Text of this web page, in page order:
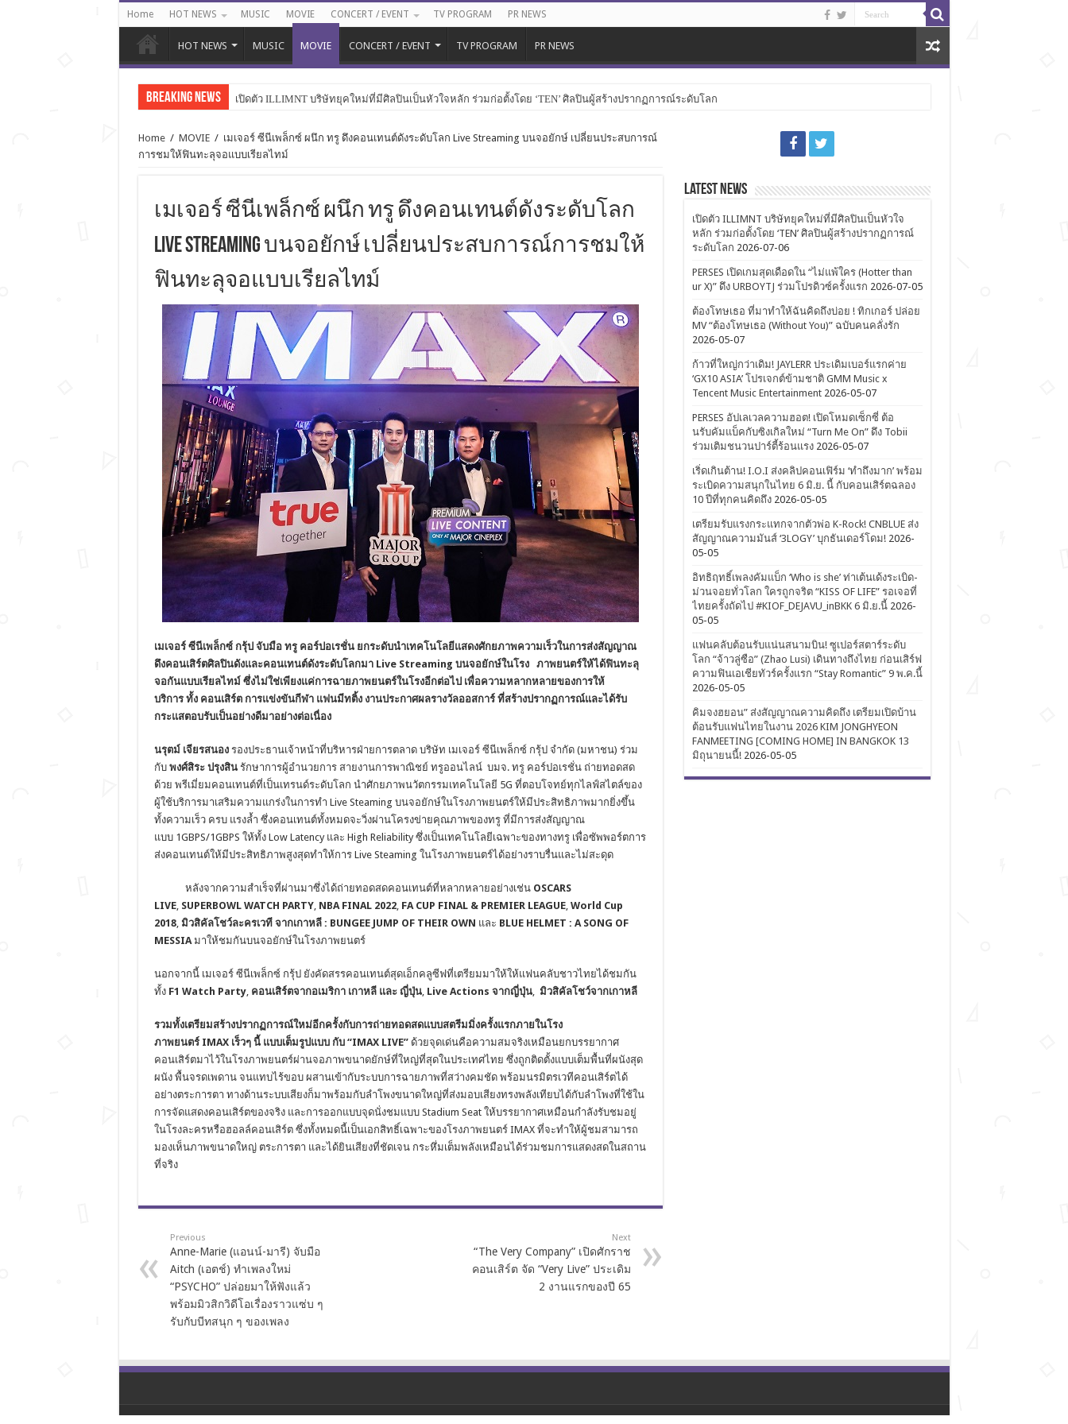
Home HOT NEWS MUSIC MOVIE CONCERT / EVENT TV PROGRAM PR NEWS
HOT NEWS MUSIC MOVIE CONCERT / EVENT TV PROGRAM PR NEWS
Breaking News เปิดตัว ILLIMNT บริษัทยุคใหม่ที่มีศิลปินเป็นหัวใจหลัก ร่วมก่อตั้งโดย ‘TEN’ ศิลปินผู้สร้างปรากฏการณ์ระดับโลก
Home / MOVIE / เมเจอร์ ซีนีเพล็กซ์ ผนึก ทรู ดึงคอนเทนต์ดังระดับโลก Live Streaming บนจอยักษ์ เปลี่ยนประสบการณ์
การชมให้ฟินทะลุจอแบบเรียลไทม์
เมเจอร์ ซีนีเพล็กซ์ ผนึก ทรู ดึงคอนเทนต์ดังระดับโลก
Live Streaming บนจอยักษ์ เปลี่ยนประสบการณ์การชมให้
ฟินทะลุจอแบบเรียลไทม์
เมเจอร์ ซีนีเพล็กซ์ กรุ้ป จับมือ ทรู คอร์ปอเรชั่น ยกระดับนำเทคโนโลยีแสดงศักยภาพความเร็วในการส่งสัญญาณ
ดึงคอนเสิร์ตศิลปินดังและคอนเทนต์ดังระดับโลกมา Live Streaming บนจอยักษ์ในโรง ภาพยนตร์ให้ได้ฟินทะลุ
จอกันแบบเรียลไทม์ ซึ่งไม่ใช่เพียงแค่การฉายภาพยนตร์ในโรงอีกต่อไป เพื่อความหลากหลายของการให้
บริการ ทั้ง คอนเสิร์ต การแข่งขันกีฬา แฟนมีทติ้ง งานประกาศผลรางวัลออสการ์ ที่สร้างปรากฏการณ์และได้รับ
กระแสตอบรับเป็นอย่างดีมาอย่างต่อเนื่อง
นรุตม์ เจียรสนองรองประธานเจ้าหน้าที่บริหารฝ่ายการตลาด บริษัท เมเจอร์ ซีนีเพล็กซ์ กรุ้ป จำกัด (มหาชน) ร่วม
กับ พงศ์สิระ ปรุงสินรักษาการผู้อำนวยการ สายงานการพาณิชย์ ทรูออนไลน์ บมจ. ทรู คอร์ปอเรชั่น ถ่ายทอดสด
ด้วย พรีเมี่ยมคอนเทนต์ที่เป็นเทรนด์ระดับโลก นำศักยภาพนวัตกรรมเทคโนโลยี 5G ที่ตอบโจทย์ทุกไลฟ์สไตล์ของ
ผู้ใช้บริการมาเสริมความแกร่งในการทำ Live Steaming บนจอยักษ์ในโรงภาพยนตร์ให้มีประสิทธิภาพมากยิ่งขึ้น
ทั้งความเร็ว ครบ แรงล้ำ ซึ่งคอนเทนต์ทั้งหมดจะวิ่งผ่านโครงข่ายคุณภาพของทรู ที่มีการส่งสัญญาณ
แบบ 1GBPS/1GBPS ให้ทั้ง Low Latency และ High Reliability ซึ่งเป็นเทคโนโลยีเฉพาะของทางทรู เพื่อซัพพอร์ตการ
ส่งคอนเทนต์ให้มีประสิทธิภาพสูงสุดทำให้การ Live Steaming ในโรงภาพยนตร์ได้อย่างราบรื่นและไม่สะดุด
หลังจากความสำเร็จที่ผ่านมาซึ่งได้ถ่ายทอดสดคอนเทนต์ที่หลากหลายอย่างเช่น OSCARS
LIVE, SUPERBOWL WATCH PARTY, NBA FINAL 2022, FA CUP FINAL & PREMIER LEAGUE, World Cup
2018, มิวสิคัลโชว์ละครเวที จากเกาหลี : BUNGEE JUMP OF THEIR OWN และ BLUE HELMET : A SONG OF
MESSIAมาให้ชมกันบนจอยักษ์ในโรงภาพยนตร์
นอกจากนี้ เมเจอร์ ซีนีเพล็กซ์ กรุ้ป ยังคัดสรรคอนเทนต์สุดเอ็กคลูซีฟที่เตรียมมาให้ให้แฟนคลับชาวไทยได้ชมกัน
ทั้ง F1 Watch Party, คอนเสิร์ตจากอเมริกา เกาหลี และ ญี่ปุ่น, Live Actions จากญี่ปุ่น, มิวสิคัลโชว์จากเกาหลี
รวมทั้งเตรียมสร้างปรากฏการณ์ใหม่อีกครั้งกับการถ่ายทอดสดแบบสตรีมมิ่งครั้งแรกภายในโรง
ภาพยนตร์ IMAX เร็วๆ นี้ แบบเต็มรูปแบบ กับ “IMAX LIVE”ด้วยจุดเด่นคือความสมจริงเหมือนยกบรรยากาศ
คอนเสิร์ตมาไว้ในโรงภาพยนตร์ผ่านจอภาพขนาดยักษ์ที่ใหญ่ที่สุดในประเทศไทย ซึ่งถูกติดตั้งแบบเต็มพื้นที่ผนังสุด
ผนัง พื้นจรดเพดาน จนแทบไร้ขอบ ผสานเข้ากับระบบการฉายภาพที่สว่างคมชัด พร้อมนรมิตรเวทีคอนเสิร์ตได้
อย่างตระการตา ทางด้านระบบเสียงก็มาพร้อมกับลำโพงขนาดใหญ่ที่ส่งมอบเสียงทรงพลังเทียบได้กับลำโพงที่ใช้ใน
การจัดแสดงคอนเสิร์ตของจริง และการออกแบบจุดนั่งชมแบบ Stadium Seat ให้บรรยากาศเหมือนกำลังรับชมอยู่
ในโรงละครหรือฮอลล์คอนเสิร์ต ซึ่งทั้งหมดนี้เป็นเอกสิทธิ์เฉพาะของโรงภาพยนตร์ IMAX ที่จะทำให้ผู้ชมสามารถ
มองเห็นภาพขนาดใหญ่ ตระการตา และได้ยินเสียงที่ชัดเจน กระหึ่มเต็มพลังเหมือนได้ร่วมชมการแสดงสดในสถาน
ที่จริง
Previous
Anne-Marie (แอนน์-มารี) จับมือ
Aitch (เอตช์) ทำเพลงใหม่
“PSYCHO” ปล่อยมาให้ฟังแล้ว
พร้อมมิวสิกวิดีโอเรื่องราวแซ่บ ๆ
รับกับบีทสนุก ๆ ของเพลง
Next
“The Very Company” เปิดศักราช
คอนเสิร์ต จัด “Very Live” ประเดิม
2 งานแรกของปี 65
Latest News
เปิดตัว ILLIMNT บริษัทยุคใหม่ที่มีศิลปินเป็นหัวใจ
หลัก ร่วมก่อตั้งโดย ‘TEN’ ศิลปินผู้สร้างปรากฏการณ์
ระดับโลก 2026-07-06
PERSES เปิดเกมสุดเดือดใน “ไม่แพ้ใคร (Hotter than
ur X)” ดึง URBOYTJ ร่วมโปรดิวซ์ครั้งแรก 2026-07-05
ต้องโทษเธอ ที่มาทำให้ฉันคิดถึงบ่อย ! ทิกเกอร์ ปล่อย
MV “ต้องโทษเธอ (Without You)” ฉบับคนคลั่งรัก
2026-05-07
ก้าวที่ใหญ่กว่าเดิม! JAYLERR ประเดิมเบอร์แรกค่าย
‘GX10 ASIA’ โปรเจกต์ข้ามชาติ GMM Music x
Tencent Music Entertainment 2026-05-07
PERSES อัปเลเวลความฮอต! เปิดโหมดเซ็กซี่ ต้อ
นรับคัมแบ็คกับซิงเกิลใหม่ “Turn Me On” ดึง Tobii
ร่วมเติมชนวนปาร์ตี้ร้อนแรง 2026-05-07
เริ่ดเกินต้าน! I.O.I ส่งคลิปคอนเฟิร์ม ‘ทำถึงมาก’ พร้อม
ระเบิดความสนุกในไทย 6 มิ.ย. นี้ กับคอนเสิร์ตฉลอง
10 ปีที่ทุกคนคิดถึง 2026-05-05
เตรียมรับแรงกระแทกจากตัวพ่อ K-Rock! CNBLUE ส่ง
สัญญาณความมันส์ ‘3LOGY’ บุกธันเดอร์โดม! 2026-
05-05
อิทธิฤทธิ์เพลงคัมแบ็ก ‘Who is she’ ท่าเต้นเด้งระเบิด-
ม่วนจอยทั่วโลก ใครถูกจริต “KISS OF LIFE” รอเจอที่
ไทยครั้งถัดไป #KIOF_DEJAVU_inBKK 6 มิ.ย.นี้ 2026-
05-05
แฟนคลับต้อนรับแน่นสนามบิน! ซูเปอร์สตาร์ระดับ
โลก “จ้าวลู่ซือ” (Zhao Lusi) เดินทางถึงไทย ก่อนเสิร์ฟ
ความฟินเอเชียทัวร์ครั้งแรก “Stay Romantic” 9 พ.ค.นี้
2026-05-05
คิมจงฮยอน” ส่งสัญญาณความคิดถึง เตรียมเปิดบ้าน
ต้อนรับแฟนไทยในงาน 2026 KIM JONGHYEON
FANMEETING [COMING HOME] IN BANGKOK 13
มิถุนายนนี้! 2026-05-05